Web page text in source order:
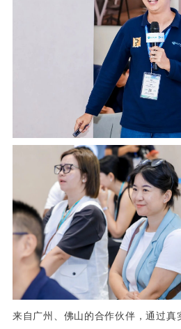
来自广州、佛山的合作伙伴，通过真